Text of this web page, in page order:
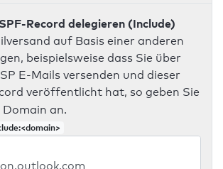
Record delegieren (Include)
auf Basis einer anderen
beispielsweise dass Sie über
E-Mails versenden und dieser
veröffentlicht hat, so geben Sie
Domain an.